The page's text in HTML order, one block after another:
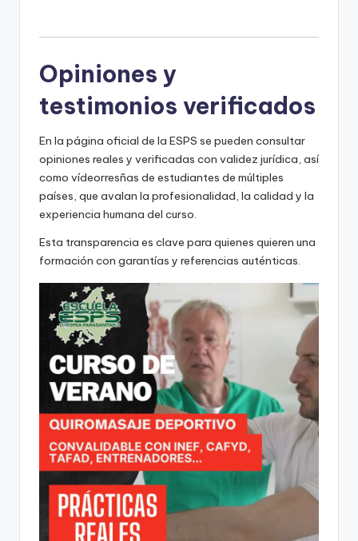
Opiniones y
testimonios verificados
En la página oficial de la ESPS se pueden consultar
opiniones reales y verificadas con validez jurídica, así
como vídeorresñas de estudiantes de múltiples
países, que avalan la profesionalidad, la calidad y la
experiencia humana del curso.
Esta transparencia es clave para quienes quieren una
formación con garantías y referencias auténticas.